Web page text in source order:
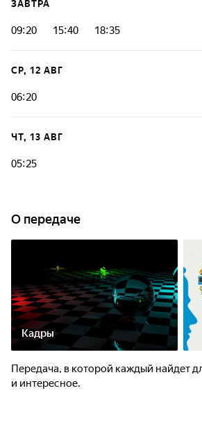
ЗАВТРА
09:20 15:40 18:35
СР, 12 АВГ
06:20
ЧТ, 13 АВГ
05:25
О передаче
Кадры
Передача, в которой каждый найдет
и интересное.